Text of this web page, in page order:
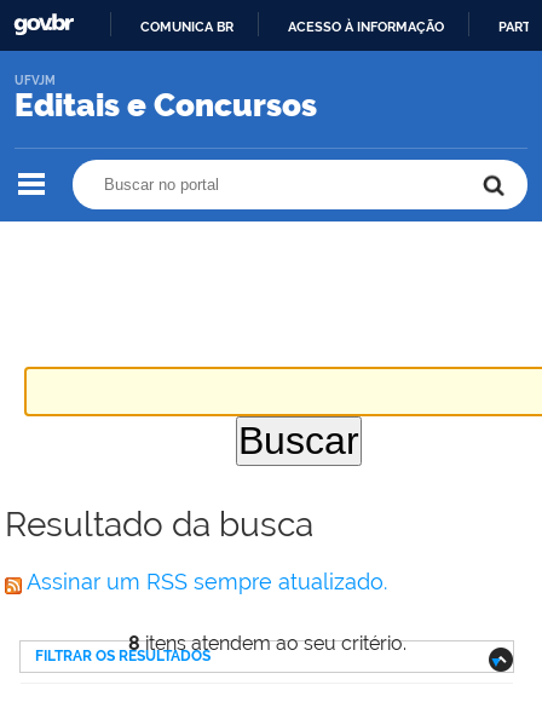
O
COMUNICA BR ACESSO À INFORMAÇÃO
Editais e Concursos
UFVJM
Resultado da busca
Assinar um RSS sempre atualizado.
8itens atendem ao seu critério.
FILTRAR OS RESULTADOS